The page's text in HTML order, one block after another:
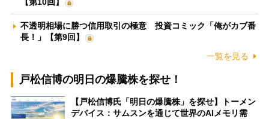
【第10回】
不透明相場に勝つ信用取引の極意 投資コミック「俺がカブ番
長！」【第9回】
一覧を見る
戸松信博の明日の爆騰株を探せ！
【戸松信博氏「明日の爆騰株」を探せ】トーメン
デバイス：サムスンを通じて世界のAIメモリ需